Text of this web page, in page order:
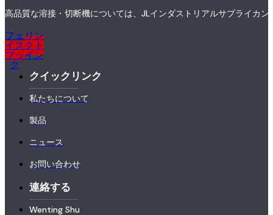
高品質な溶接・切断機については、JLインダストリアルサプライカ
フェ
イス
ブッ
ク
リン
クト
イン
クイックリンク
私たちについて
製品
ニュース
お問い合わせ
連絡する
Wenting Shu